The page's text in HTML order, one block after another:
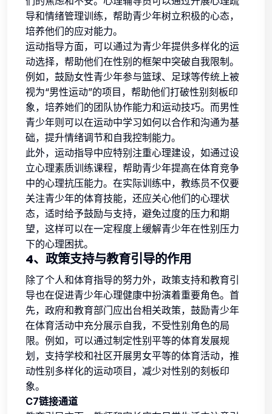
导和情绪管理训练，帮助青少年树立积极的心态，
培养他们的应对能力。
运动指导方面，可以通过为青少年提供多样化的运
动选择，帮助他们在性别的框架中突破自我限制。
例如，鼓励女性青少年参与篮球、足球等传统上被
视为“男性运动”的项目，帮助他们打破性别刻板印
象，培养她们的团队协作能力和运动技巧。而男性
青少年则可以在运动中学习如何以合作和沟通为基
础，提升情绪调节和自我控制能力。
此外，运动指导中应特别注重心理建设，如通过设
立心理素质训练课程，帮助青少年提高在体育竞争
中的心理抗压能力。在实际训练中，教练员不仅要
关注青少年的体育技能，还应关心他们的心理状
态，适时给予鼓励与支持，避免过度的压力和期
望，这样可以在一定程度上缓解青少年在性别压力
下的心理困扰。
4、政策支持与教育引导的作用
除了个人和体育指导的努力外，政策支持和教育引
导也在促进青少年心理健康中扮演着重要角色。首
先，政府和教育部门应出台相关政策，鼓励青少年
在体育活动中充分展示自我，不受性别角色的局
限。例如，可以通过制定性别平等的体育发展规
划，支持学校和社区开展男女平等的体育活动，推
动性别多样化的运动项目，减少对性别的刻板印
象。
C7链接通道